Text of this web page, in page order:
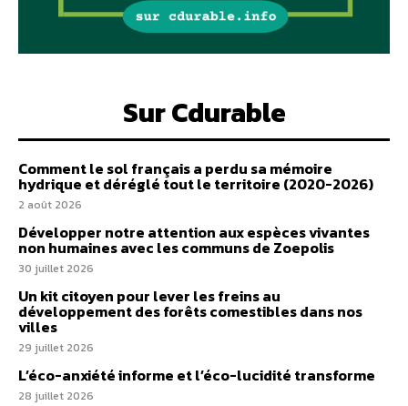
Sur Cdurable
Comment le sol français a perdu sa mémoire
hydrique et déréglé tout le territoire (2020-2026)
2 août 2026
Développer notre attention aux espèces vivantes
non humaines avec les communs de Zoepolis
30 juillet 2026
Un kit citoyen pour lever les freins au
développement des forêts comestibles dans nos
villes
29 juillet 2026
L’éco-anxiété informe et l’éco-lucidité transforme
28 juillet 2026